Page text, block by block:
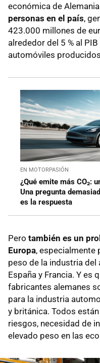
económica de
personas en el país,
423.000 millones de
alrededor del 5 % al
automóviles
EN MOTORPASIÓN
¿Qué emite más CO₂:
Una pregunta
es la respuesta
Pero también es un
Europa, especialmente
peso de la industria
España y Francia. Y es
fabricantes alemanes
para la industria
y británica. Todos
riesgos, necesidad de
elevado peso en las